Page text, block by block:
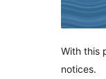
With this
notices.